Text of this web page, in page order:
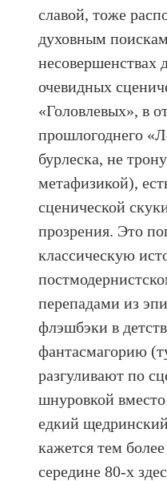
славой, тоже
духовным
несовершенствах
очевидных
«Головлевых», в
прошлогоднего
бурлеска, не
метафизикой),
сценической
прозрения. Это
классическую
перепадами из
флэшбэки в
фантасмагорию
разгуливают по
шнуровкой
едкий
кажется тем
середине 80-х